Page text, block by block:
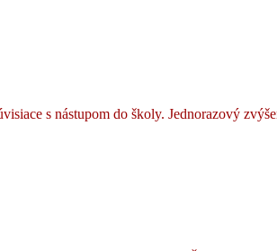
s nástupom do školy. Jednorazový